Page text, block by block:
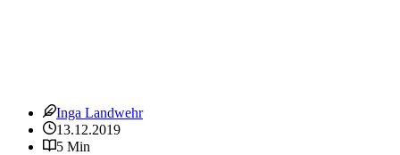
Inga Landwehr
13.12.2019
5 Min